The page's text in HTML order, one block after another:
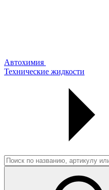
Автохимия
Технические жидкости